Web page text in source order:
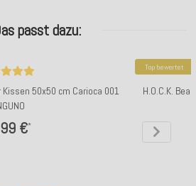
passt dazu:
Kissen 50x50 cm Carioca 001
€*
Top bewertet
H.O.C.K.